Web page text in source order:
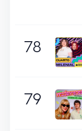
78
79